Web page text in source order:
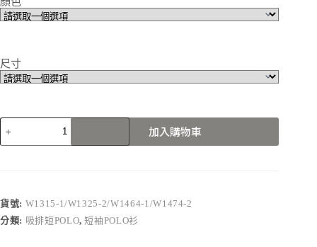
尺寸
W1315-
1/W1325-
2/W1464-
量
加入購物車
貨號: W1315-1/W1325-2/W1464-1/W1474-2
分類: 吸排短POLO,短袖POLO衫